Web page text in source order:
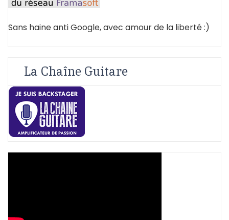
Sans haine anti Google, avec amour de la liberté :)
La Chaîne Guitare